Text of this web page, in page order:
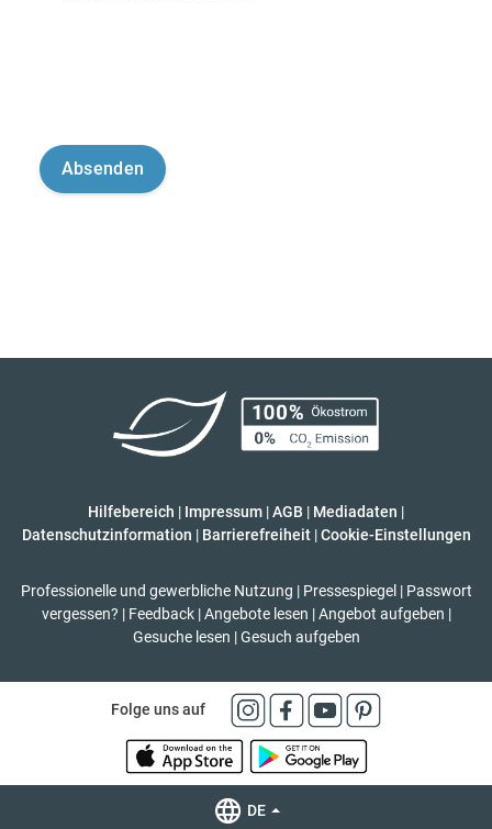
Hilfebereich | Impressum |AGB | Mediadaten |
Datenschutzinformation | Barrierefreiheit | Cookie-Einstellungen
Professionelle und gewerbliche Nutzung | Pressespiegel | Passwort
vergessen? | Feedback | Angebote lesen | Angebot aufgeben |
Gesuche lesen | Gesuch aufgeben
Folge uns auf
DE